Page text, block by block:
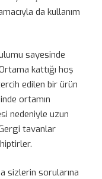
da kullanım
sayesinde
kattığı hoş
edilen bir ürün
ortamın
nedeniyle uzun
tavanlar
sizlerin sorularına